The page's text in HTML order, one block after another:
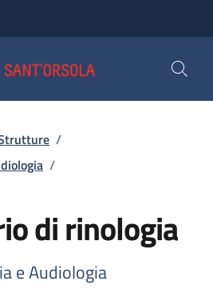
/
/
di rinologia
e Audiologia